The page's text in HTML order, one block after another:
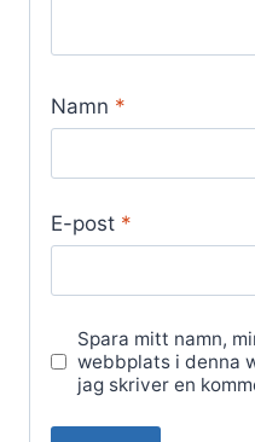
Namn *
E-post *
Spara mitt namn,
webbplats i denna
jag skriver en